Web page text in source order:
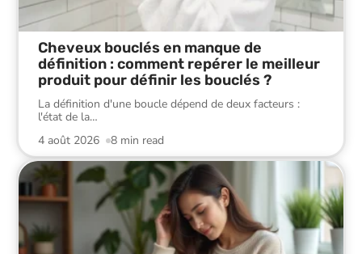
Cheveux bouclés en manque de
définition : comment repérer le meilleur
produit pour définir les bouclés ?
La définition d'une boucle dépend de deux facteurs :
l'état de la…
8 min read
4 août 2026